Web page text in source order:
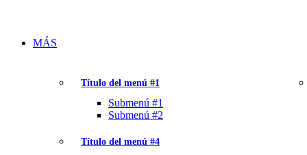
MÁS
Título del menú #1
Submenú #1
Submenú #2
Título del menú #4